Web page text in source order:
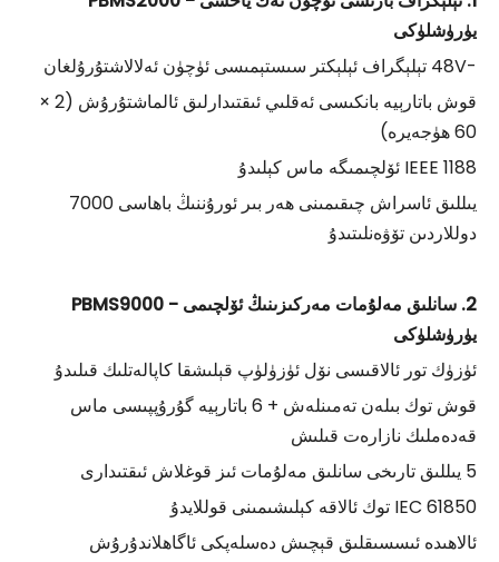
يۈرۈشلۈكى
-48V تېلېگراف ئېلېكتر سىستېمىسى ئۈچۈن ئەلالاشتۇرۇلغان
قوش باتارېيە بانكىسى ئەقلىي ئىقتىدارلىق ئالماشتۇرۇش (2 ×
60 ھۈجەيرە)
IEEE 1188 ئۆلچىمىگە ماس كېلىدۇ
يىللىق ئاسراش چىقىمىنى ھەر بىر ئورۇننىڭ باھاسى 7000
دوللاردىن تۆۋەنلىتىدۇ
2. سانلىق مەلۇمات مەركىزىنىڭ ئۆلچىمى - PBMS9000
يۈرۈشلۈكى
ئۈزۈك تور ئالاقىسى نۆل ئۈزۈلۈپ قېلىشقا كاپالەتلىك قىلىدۇ
قوش توك بىلەن تەمىنلەش + 6 باتارېيە گۇرۇپپىسى ماس
قەدەملىك نازارەت قىلىش
5 يىللىق تارىخى سانلىق مەلۇمات ئىز قوغلاش ئىقتىدارى
IEC 61850 توك ئالاقە كېلىشىمىنى قوللايدۇ
ئالاھىدە ئىسسىقلىق قېچىش دەسلەپكى ئاگاھلاندۇرۇش